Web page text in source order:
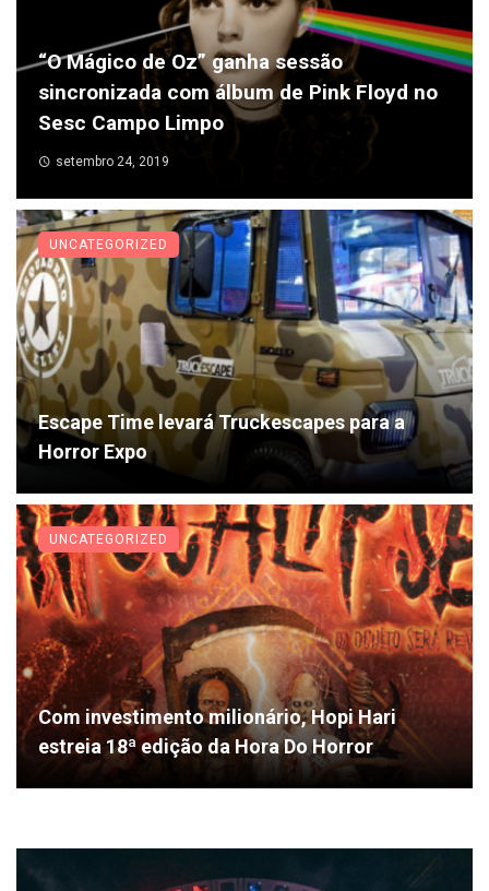
“O Mágico de Oz” ganha sessão
sincronizada com álbum de Pink Floyd no
Sesc Campo Limpo
setembro 24, 2019
Escape Time levará Truckescapes para a
Horror Expo
UNCATEGORIZED
Com investimento milionário, Hopi Hari
estreia 18ª edição da Hora Do Horror
UNCATEGORIZED